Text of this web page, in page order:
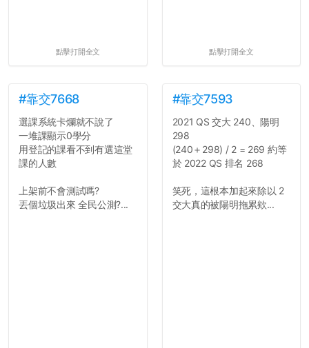
點擊打開全文 點擊打開全文
#靠交7668
選課系統卡爛就不說了
一堆課顯示0學分
用登記的課看不到有選這堂
課的人數
上架前不會測試嗎?
丟個垃圾出來 全民公測?...
#靠交7593
2021 QS 交大 240、陽明
298
(240＋298) / 2 = 269 約等
於 2022 QS 排名 268
笑死，這根本加起來除以 2
交大真的被陽明拖累欸...